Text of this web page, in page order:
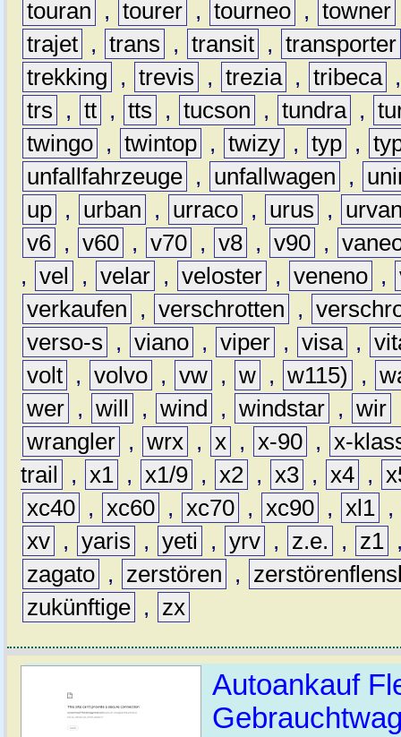
touran , tourer , tourneo , towner
trajet , trans , transit , transporter
trekking
, trevis , trezia , tribeca
trs
, tt , tts , tucson , tundra ,
twingo , twintop , twizy , typ ,
unfallfahrzeuge , unfallwagen ,
up , urban , urraco , urus ,
v6 , v60 , v70 , v8 , v90 ,
, vel , velar , veloster , veneno ,
verkaufen
, verschrotten ,
verso-s
, viano , viper , visa ,
volt , volvo , vw , w , w115) ,
wer , will , wind , windstar , wir
wrangler , wrx , x , x-90 , x-
trail
, x1 , x1/9 , x2 , x3 , x4 ,
xc40 , xc60 , xc70 , xc90 , xl1 ,
xv , yaris , yeti , yrv , z.e. , z1
zagato , zerstören ,
zukünftige , zx
Autoankauf